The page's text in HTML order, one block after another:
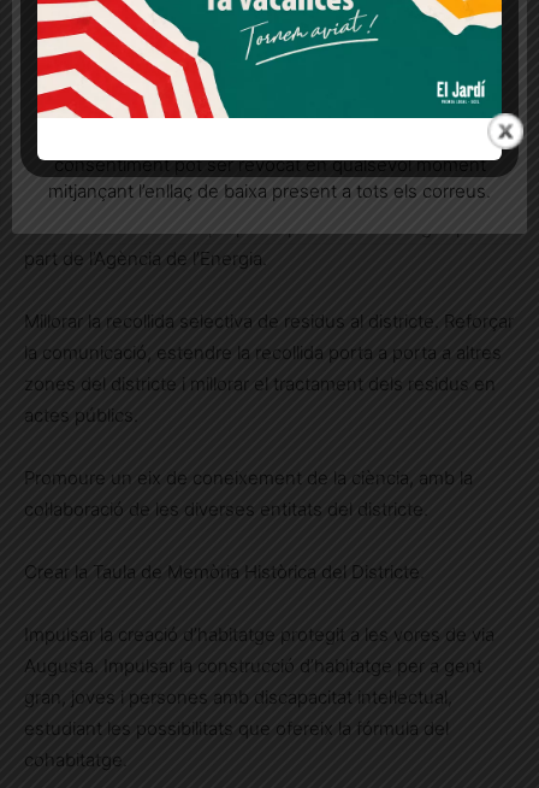
Impulsar les aules ambientals de Vil·la Urània i el Centre
Cívic Vázquez Montalbán per convertir-les en centres de
referència.
Promoure la instal·lació d’infraestructura fotovoltaica en
l’equipament de la plaça de Sarrià i els mercats de les Tres
part de l’Agència de l’Energia.
Millorar la recollida selectiva de residus al districte. Reforçar
la comunicació, estendre la recollida porta a porta a altres
zones del districte i millorar el tractament dels residus en
actes públics.
Promoure un eix de coneixement de la ciència, amb la
col·laboració de les diverses entitats del districte.
Crear la Taula de Memòria Històrica del Districte.
Impulsar la creació d’habitatge protegit a les vores de via
Augusta. Impulsar la construcció d’habitatge per a gent
gran, joves i persones amb discapacitat intel·lectual,
estudiant les possibilitats que ofereix la fórmula del
cohabitatge.
Més informació Acceptar Rebutjar tot
Quan l’usuari crea un compte al Diari el Jardí, dona el
seu consentiment explícit per rebre comunicacions
consentiment pot ser revocat en qualsevol moment
mitjançant l’enllaç de baixa present a tots els correus.